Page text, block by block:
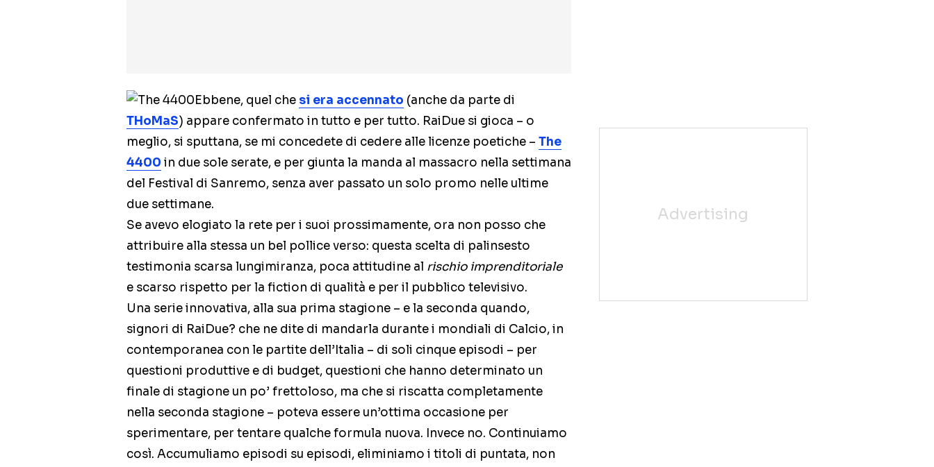
Ebbene, quel che si era accennato (anche da parte di
THoMaS) appare confermato in tutto e per tutto. RaiDue si gioca – o
meglio, si sputtana, se mi concedete di cedere alle licenze poetiche – The
4400 in due sole serate, e per giunta la manda al massacro nella settimana
del Festival di Sanremo, senza aver passato un solo promo nelle ultime
due settimane.
Se avevo elogiato la rete per i suoi prossimamente, ora non posso che
attribuire alla stessa un bel pollice verso: questa scelta di palinsesto
testimonia scarsa lungimiranza, poca attitudine al rischio imprenditoriale
e scarso rispetto per la fiction di qualità e per il pubblico televisivo.
Una serie innovativa, alla sua prima stagione – e la seconda quando,
signori di RaiDue? che ne dite di mandarla durante i mondiali di Calcio, in
contemporanea con le partite dell’Italia – di soli cinque episodi – per
questioni produttive e di budget, questioni che hanno determinato un
finale di stagione un po’ frettoloso, ma che si riscatta completamente
nella seconda stagione – poteva essere un’ottima occasione per
sperimentare, per tentare qualche formula nuova. Invece no. Continuiamo
così. Accumuliamo episodi su episodi, eliminiamo i titoli di puntata, non